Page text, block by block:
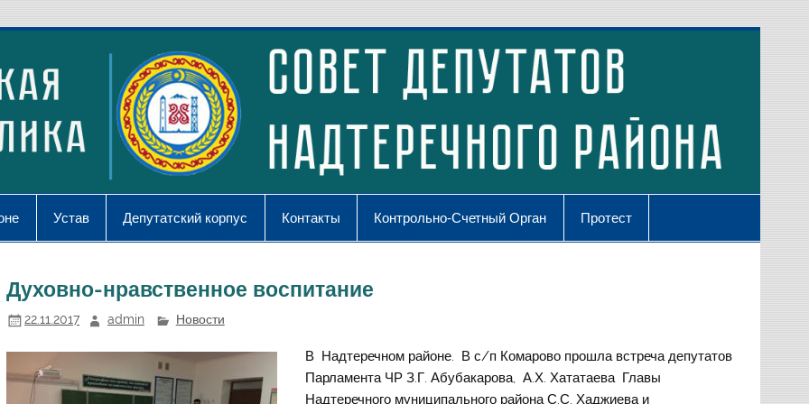
Устав Депутатский корпус Контакты Контрольно-Счетный Орган Протест
Духовно-нравственное воспитание
22.11.2017 admin Новости
В Надтеречном районе. В с/п Комарово прошла встреча депутатов
Парламента ЧР З.Г. Абубакарова, А.Х. Хататаева Главы
Надтеречного муниципального района С.С. Хаджиева и